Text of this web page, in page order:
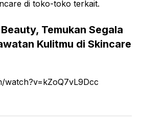
di toko-toko terkait.
Temukan Segala
Kulitmu di Skincare
watch?v=kZoQ7vL9Dcc